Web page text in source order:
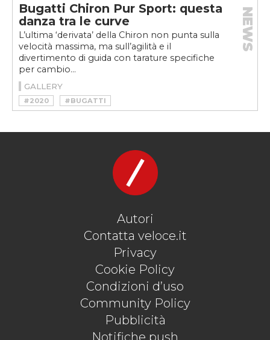
Bugatti Chiron Pur Sport: questa
danza tra le curve
L’ultima ‘derivata’ della Chiron non punta sulla
velocità massima, ma sull’agilità e il
divertimento di guida con tarature specifiche
per cambio...
NEWS
GALLERY
#2020
#BUGATTI
#BUGATTI CHIRON PUR SPORT
#CHIRON
Autori
Contatta veloce.it
Privacy
Cookie Policy
Condizioni d’uso
Community Policy
Pubblicità
Notifiche push